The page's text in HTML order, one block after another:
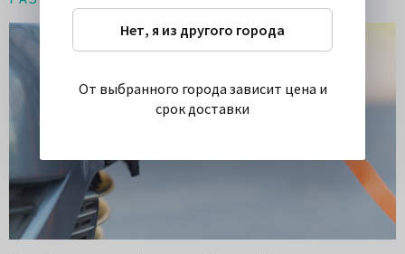
Нет, я из другого города
От выбранного города зависит цена и
срок доставки